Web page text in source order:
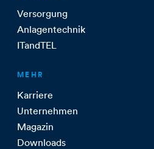
Versorgung
Anlagentechnik
ITandTEL
MEHR
Karriere
Unternehmen
Magazin
Downloads